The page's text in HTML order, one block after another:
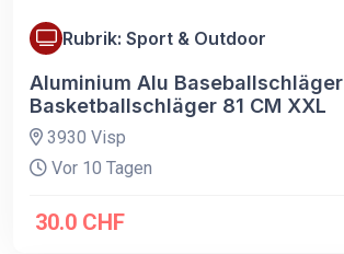
Rubrik: Sport & Outdoor
Aluminium Alu Baseballschläger
Basketballschläger 81 CM XXL
3930 Visp
Vor 10 Tagen
30.0 CHF